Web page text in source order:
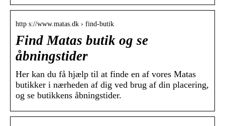
http s://www.matas.dk › find-butik
Find Matas butik og se
åbningstider
​​​​​​​Her kan du få hjælp til at finde en af vores Matas
butikker i nærheden af dig ved brug af din placering,
og se butikkens åbningstider.